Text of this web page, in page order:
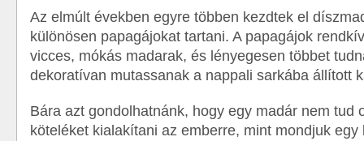
Az elmúlt években egyre többen kezdtek el
különösen papagájokat tartani. A papagájok
vicces, mókás madarak, és lényegesen többet
dekoratívan mutassanak a nappali sarkába állított
Bára azt gondolhatnánk, hogy egy madár nem tud
köteléket kialakítani az emberre, mint mondjuk egy